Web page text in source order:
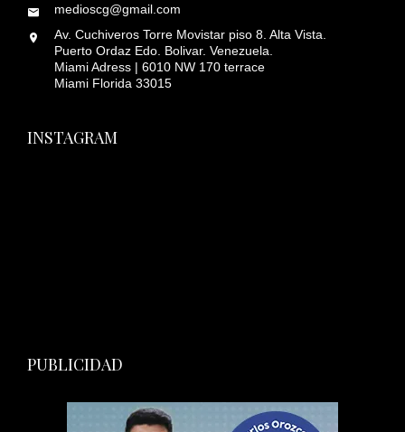
medioscg@gmail.com
Av. Cuchiveros Torre Movistar piso 8. Alta Vista.
Puerto Ordaz Edo. Bolivar. Venezuela.
Miami Adress | 6010 NW 170 terrace
Miami Florida 33015
INSTAGRAM
PUBLICIDAD